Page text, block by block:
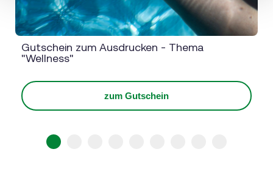
Gutschein zum Ausdrucken - Thema
"Wellness"
zum Gutschein